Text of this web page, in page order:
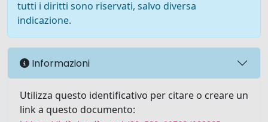
tutti i diritti sono riservati, salvo diversa
indicazione.
Informazioni
Utilizza questo identificativo per citare o creare un
link a questo documento: